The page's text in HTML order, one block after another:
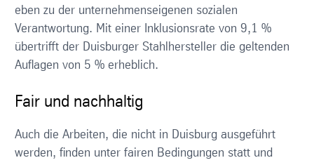
eben zu der unternehmenseigenen sozialen
Verantwortung. Mit einer Inklusionsrate von 9,1 %
übertrifft der Duisburger Stahlhersteller die geltenden
Auflagen von 5 % erheblich.
Fair und nachhaltig
Auch die Arbeiten, die nicht in Duisburg ausgeführt
werden, finden unter fairen Bedingungen statt und